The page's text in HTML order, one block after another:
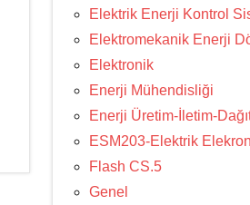
Elektrik Enerji Kontrol
Elektromekanik Enerji
Elektronik
Enerji Mühendisliği
Enerji Üretim-İletim-
ESM203-Elektrik
Flash CS.5
Genel